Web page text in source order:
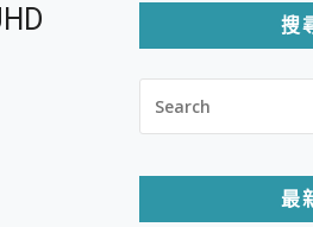
攝影機 SpotCam Solo 3 2.5K高
AI輕薄商務筆電 Copilot+ PC
評測
搜
FOR:
最